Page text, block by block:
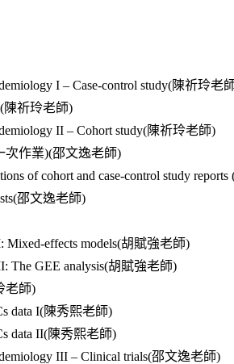
I – Case-control study(陳祈玲老
陳祈玲老師)
II – Cohort study(陳祈玲老師)
次作業)(邵文逸老師)
of cohort and case-control study
邵文逸老師)
Mixed-effects models(胡賦強老師)
The GEE analysis(胡賦強老師)
老師)
data I(陳秀熙老師)
data II(陳秀熙老師)
III – Clinical trials(邵文逸老師)